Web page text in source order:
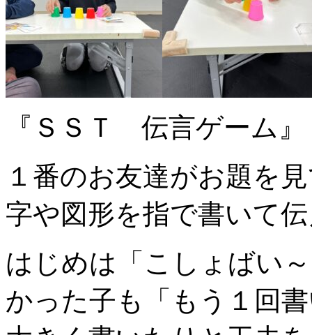
『ＳＳＴ 伝言ゲーム』
１番のお友達がお題を
字や図形を指で書いて
はじめは「こしょばい
かった子も「もう１回